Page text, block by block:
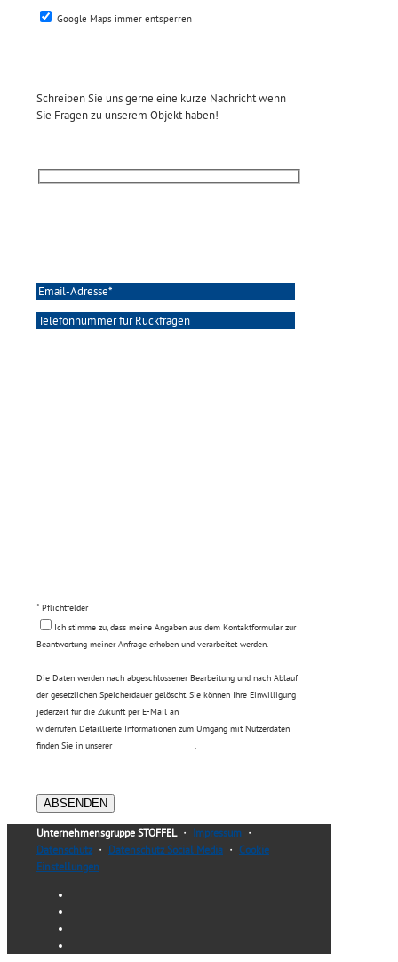
Google Maps immer entsperren
Schreiben Sie uns gerne eine kurze Nachricht wenn
Sie Fragen zu unserem Objekt haben!
* Pflichtfelder
Ich stimme zu, dass meine Angaben aus dem Kontaktformular zur
Beantwortung meiner Anfrage erhoben und verarbeitet werden.
Die Daten werden nach abgeschlossener Bearbeitung und nach Ablauf
der gesetzlichen Speicherdauer gelöscht. Sie können Ihre Einwilligung
jederzeit für die Zukunft per E-Mail an
widerrufen. Detaillierte Informationen zum Umgang mit Nutzerdaten
finden Sie in unserer
Unternehmensgruppe STOFFEL・ Impressum ・
Datenschutz ・ Datenschutz Social Media ・ Cookie
Einstellungen